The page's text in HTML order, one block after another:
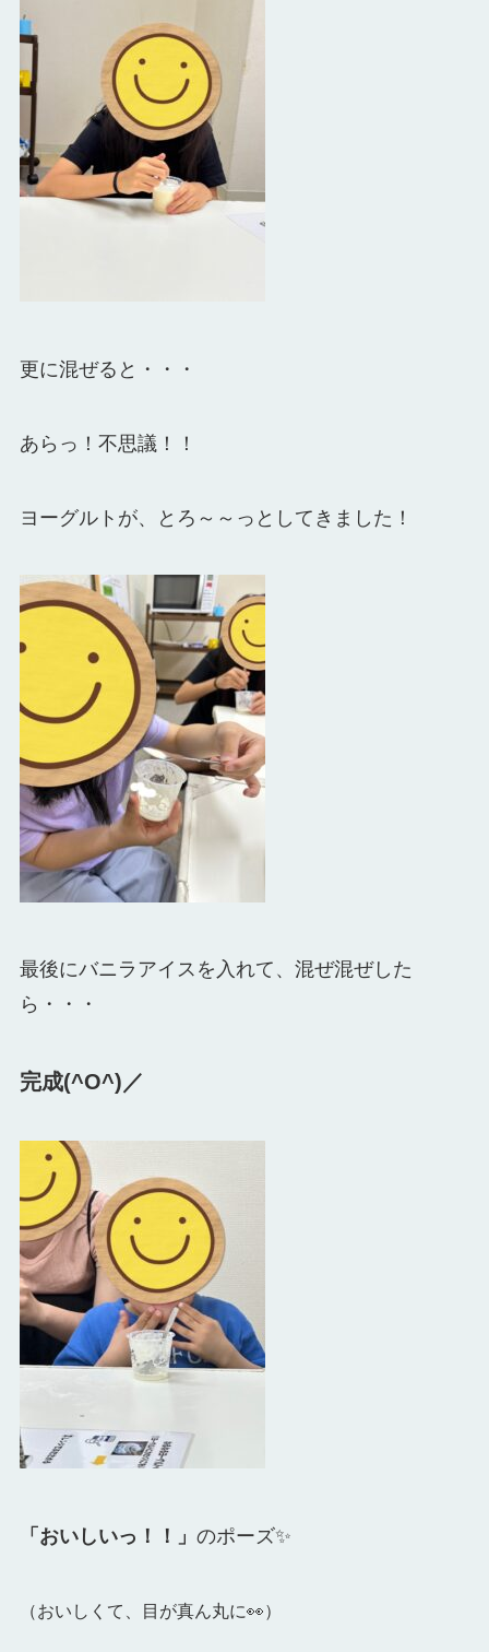
更に混ぜると・・・
あらっ！不思議！！
ヨーグルトが、とろ～～っとしてきました！
最後にバニラアイスを入れて、混ぜ混ぜした
ら・・・
完成(^O^)／
「おいしいっ！！」 のポーズ✨
（おいしくて、目が真ん丸に👀）